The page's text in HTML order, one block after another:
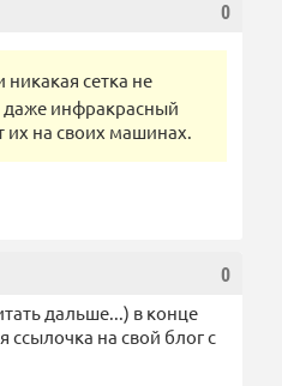
0
сетка не
даже инфракрасный
их на своих машинах.
0
дальше...) в конце
ссылочка на свой блог с